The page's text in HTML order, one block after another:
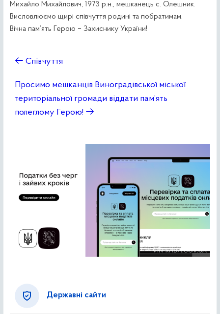
Михайло Михайлович, 1973 р.н., мешканець с. Олешник.
Висловлюємо щирі співчуття родині та побратимам.
Вічна пам’ять Герою – Захиснику України!
← Співчуття
Просимо мешканців Виноградівської міської
територіальної громади віддати пам’ять
полеглому Герою! →
Державні сайти